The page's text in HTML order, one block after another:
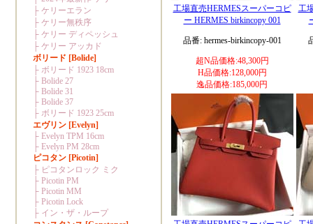
工場直売HERMESスーパーコピ
ー HERMES birkincopy 001
品番: hermes-birkincopy-001
超N品価格:48,300円
H品価格:128,000円
逸品価格:185,000円
工